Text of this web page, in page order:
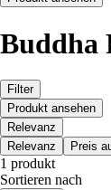
Buddha
Filter
Produkt ansehen
Relevanz
Relevanz
Preis
1 produkt
Sortieren nach